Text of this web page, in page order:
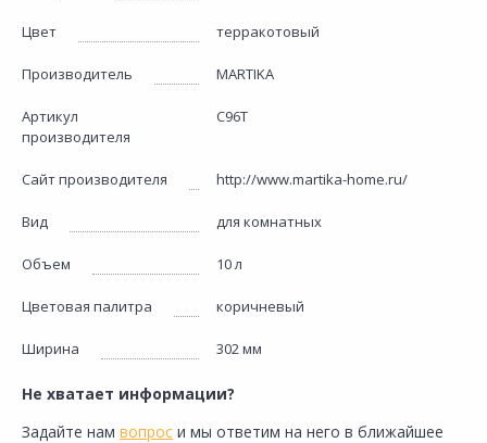
Цвет терракотовый
Производитель MARTIKA
Артикул
производителя
С96Т
Сайт производителя http://www.martika-home.ru/
Вид для комнатных
Объем 10 л
Цветовая палитра коричневый
Ширина 302 мм
Не хватает информации?
Задайте нам вопрос и мы ответим на него в ближайшее